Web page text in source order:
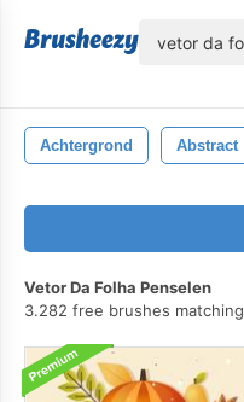
Achtergrond Abstract
Vetor Da Folha Penselen
3.282 free brushes matching